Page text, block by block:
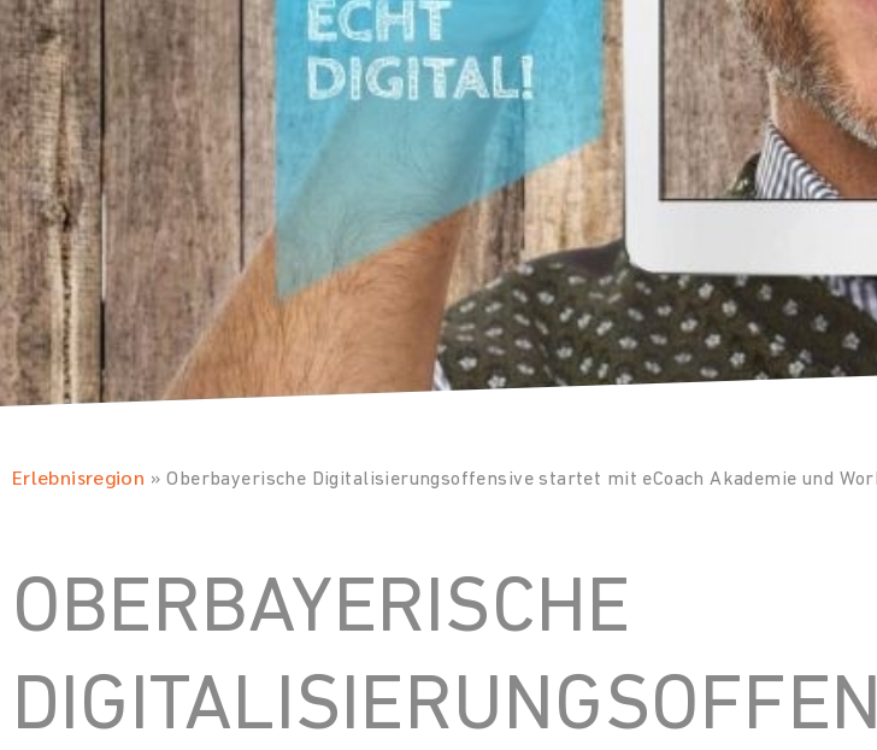
Erlebnisregion »Oberbayerische Digitalisierungsoffensive startet mit eCoach Akademie und
OBERBAYERISCHE